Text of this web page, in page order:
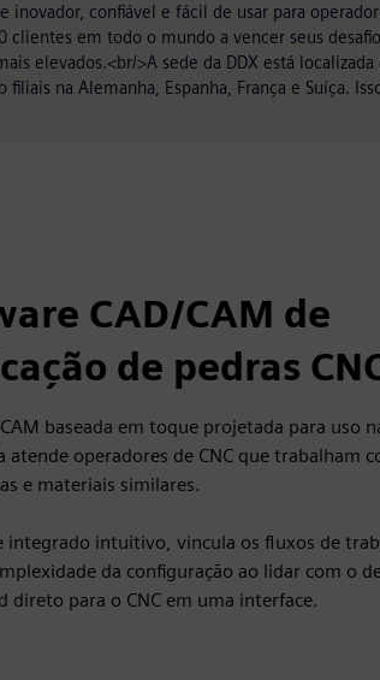
inovador, confiável e fácil de usar para
clientes em todo o mundo a vencer seus
elevados.<br/>A sede da DDX está
na Alemanha, Espanha, França e Suíça.
CAD/CAM de
de pedras
baseada em toque projetada para uso
atende operadores de CNC que trabalham
e materiais similares.
integrado intuitivo, vincula os fluxos de
da configuração ao lidar com o
direto para o CNC em uma interface.